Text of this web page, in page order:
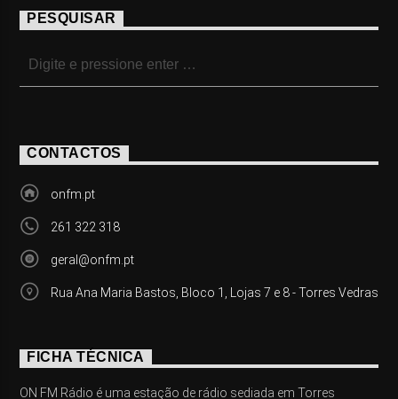
PESQUISAR
CONTACTOS
onfm.pt
261 322 318
geral@onfm.pt
Rua Ana Maria Bastos, Bloco 1, Lojas 7 e 8 - Torres Vedras
FICHA TÉCNICA
ON FM Rádio é uma estação de rádio sediada em Torres